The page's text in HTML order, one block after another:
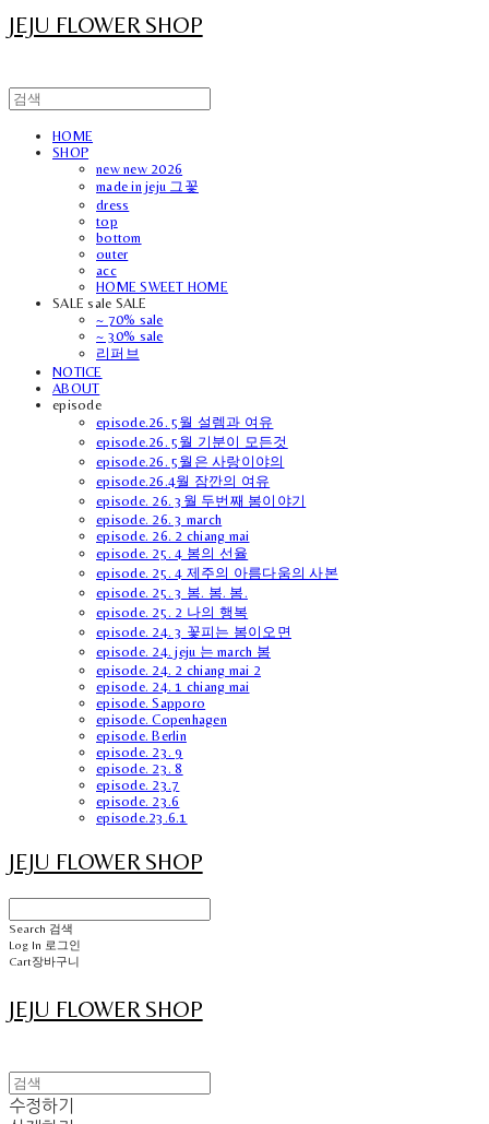
JEJU FLOWER SHOP
HOME
SHOP
new new 2026
made in jeju 그꽃
dress
top
bottom
outer
acc
HOME SWEET HOME
SALE sale SALE
~ 70% sale
~ 30% sale
리퍼브
NOTICE
ABOUT
episode
episode.26. 5월 설렘과 여유
episode.26. 5월 기분이 모든것
episode.26. 5월은 사랑이야의
episode.26.4월 잠깐의 여유
episode. 26. 3월 두번째 봄이야기
episode. 26. 3 march
episode. 26. 2 chiang mai
episode. 25. 4 봄의 선율
episode. 25. 4 제주의 아름다움의 사본
episode. 25. 3 봄. 봄. 봄.
episode. 25. 2 나의 행복
episode. 24. 3 꽃피는 봄이오면
episode. 24. jeju 는 march 봄
episode. 24. 2 chiang mai 2
episode. 24. 1 chiang mai
episode. Sapporo
episode. Copenhagen
episode. Berlin
episode. 23. 9
episode. 23. 8
episode. 23.7
episode. 23.6
episode.23.6.1
JEJU FLOWER SHOP
Search 검색
Log In 로그인
Cart장바구니
JEJU FLOWER SHOP
수정하기